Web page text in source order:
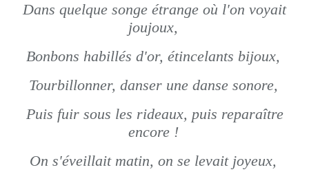
Dans quelque songe étrange où l'on voyait
joujoux,
Bonbons habillés d'or, étincelants bijoux,
Tourbillonner, danser une danse sonore,
Puis fuir sous les rideaux, puis reparaître
encore !
On s'éveillait matin, on se levait joyeux,